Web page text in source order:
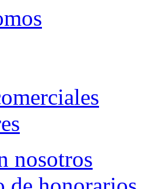
nosotros